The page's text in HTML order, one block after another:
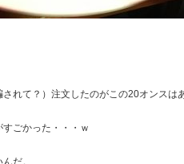
れて？）注文したのがこの20オンスは
ごかった・・・ｗ
だ。